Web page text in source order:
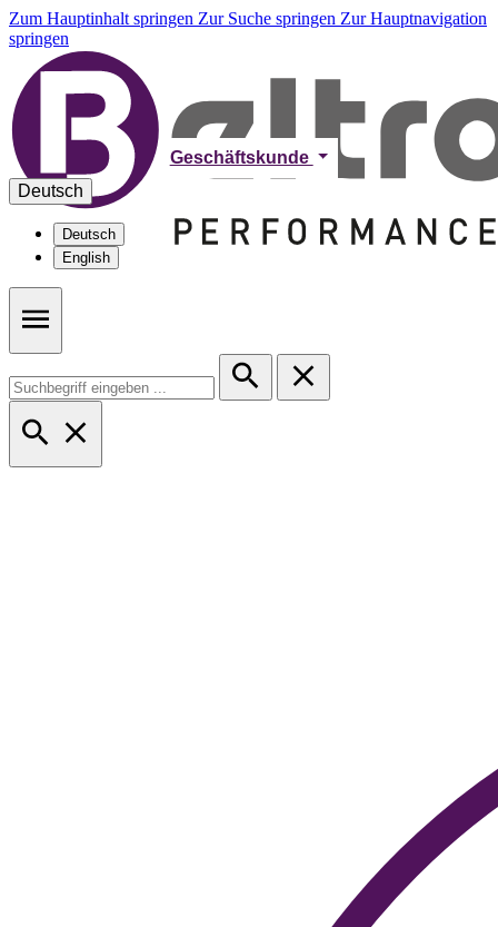
Zum Hauptinhalt springen Zur Suche springen Zur Hauptnavigation
springen
Geschäftskunde
Deutsch
Deutsch
English